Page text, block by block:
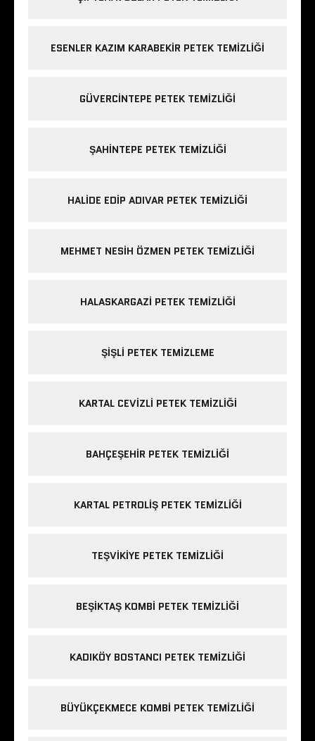
ESENLER KAZIM KARABEKIR PETEK TEMIZLIĞI
GÜVERCINTEPE PETEK TEMIZLIĞI
ŞAHINTEPE PETEK TEMIZLIĞI
HALIDE EDIP ADIVAR PETEK TEMIZLIĞI
MEHMET NESIH ÖZMEN PETEK TEMIZLIĞI
HALASKARGAZI PETEK TEMIZLIĞI
ŞIŞLI PETEK TEMIZLEME
KARTAL CEVIZLI PETEK TEMIZLIĞI
BAHÇEŞEHIR PETEK TEMIZLIĞI
KARTAL PETROLIŞ PETEK TEMIZLIĞI
TEŞVIKIYE PETEK TEMIZLIĞI
BEŞIKTAŞ KOMBI PETEK TEMIZLIĞI
KADIKÖY BOSTANCI PETEK TEMIZLIĞI
BÜYÜKÇEKMECE KOMBI PETEK TEMIZLIĞI